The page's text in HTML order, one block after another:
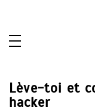
Lève-toi et
hacker